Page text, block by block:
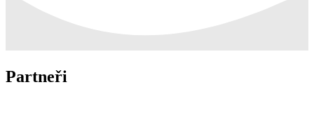
Partneři